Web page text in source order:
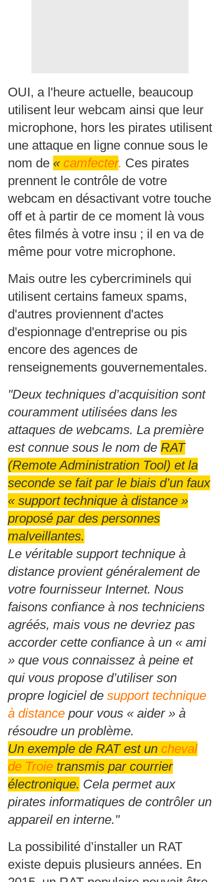
OUI, a l'heure actuelle, beaucoup
utilisent leur webcam ainsi que leur
microphone, hors les pirates utilisent
une attaque en ligne connue sous le
nom de « camfecter. Ces pirates
prennent le contrôle de votre
webcam en désactivant votre touche
off et à partir de ce moment là vous
êtes filmés à votre insu ; il en va de
même pour votre microphone.
Mais outre les cybercriminels qui
utilisent certains fameux spams,
d'autres proviennent d'actes
d'espionnage d'entreprise ou pis
encore des agences de
renseignements gouvernementales.
"Deux techniques d’acquisition sont
couramment utilisées dans les
attaques de webcams. La première
est connue sous le nom de RAT
(Remote Administration Tool) et la
seconde se fait par le biais d’un faux
« support technique à distance »
proposé par des personnes
malveillantes.
Le véritable support technique à
distance provient généralement de
votre fournisseur Internet. Nous
faisons confiance à nos techniciens
agréés, mais vous ne devriez pas
accorder cette confiance à un « ami
» que vous connaissez à peine et
qui vous propose d’utiliser son
propre logiciel de support technique
à distance pour vous « aider » à
résoudre un problème.
Un exemple de RAT est un cheval
de Troie transmis par courrier
électronique. Cela permet aux
pirates informatiques de contrôler un
appareil en interne."
La possibilité d’installer un RAT
existe depuis plusieurs années. En